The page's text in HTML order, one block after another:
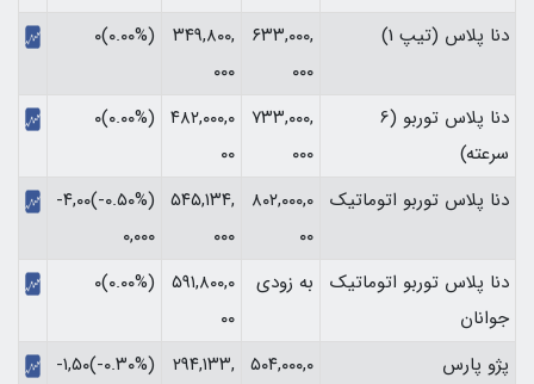
دنا پلاس (تیپ 1)
۶۳۳,۰۰۰,
۰۰۰
۳۴۹,۸۰۰,
۰۰۰
(۰.۰۰%)۰
دنا پلاس توربو (6
سرعته)
۷۳۳,۰۰۰,
۰۰۰
۴۸۲,۰۰۰,۰
۰۰
(۰.۰۰%)۰
دنا پلاس توربو اتوماتیک ۸۰۲,۰۰۰,۰
۰۰
۵۴۵,۱۳۴,
۰۰۰
(‎-۰.۵۰%‏)‎-۴,۰۰
۰,۰۰۰‏
دنا پلاس توربو اتوماتیک
جوانان
به زودی
۵۹۱,۸۰۰,۰
۰۰
(۰.۰۰%)۰
پژو پارس
۵۰۴,۰۰۰,۰ ۲۹۴,۱۳۳,
(‎-۰.۳۰%‏)‎-۱,۵۰